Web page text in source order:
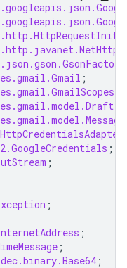
;
;
;
;
;
;
;